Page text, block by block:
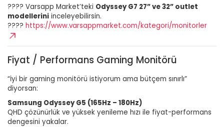
???? Varsapp Market’teki Odyssey G7 27” ve 32” outlet
modellerini inceleyebilirsin.
???? https://www.varsappmarket.com/kategori/monitorler
Fiyat / Performans Gaming Monitörü
“İyi bir gaming monitörü istiyorum ama bütçem sınırlı”
diyorsan:
Samsung Odyssey G5 (165Hz – 180Hz)
QHD çözünürlük ve yüksek yenileme hızı ile fiyat-performans
dengesini yakalar.